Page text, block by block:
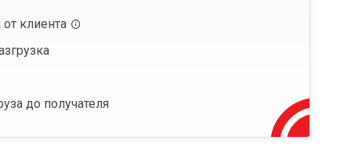
от клиента
до получателя